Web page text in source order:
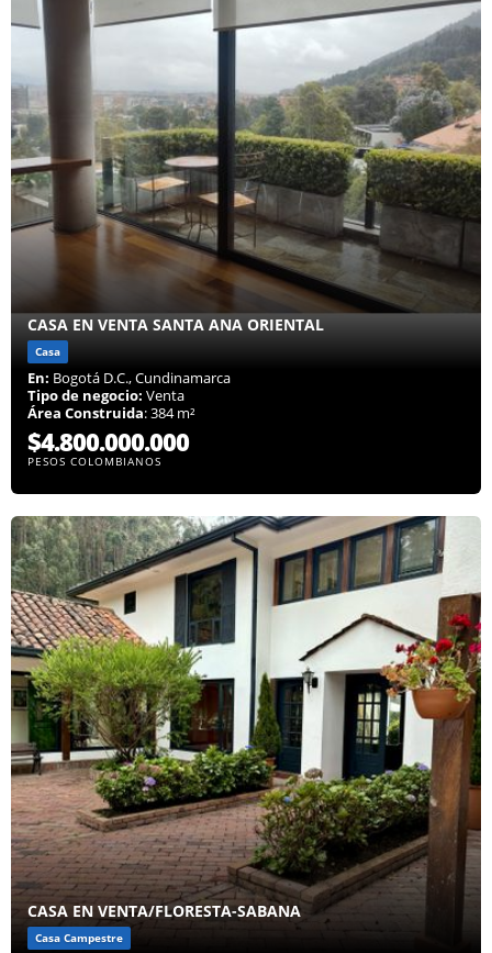
CASA EN VENTA SANTA ANA ORIENTAL
Casa
En: Bogotá D.C., Cundinamarca
Tipo de negocio: Venta
Área Construida: 384 m²
$4.800.000.000
PESOS COLOMBIANOS
CASA EN VENTA/FLORESTA-SABANA
Casa Campestre